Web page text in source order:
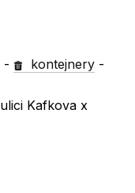
- kontejnery -
Kafkova x